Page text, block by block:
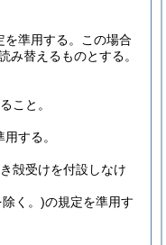
を準用する。
この場合
替えるものとする。
こと。
する。
殻受けを付設しなけ
除く。)の規定を準用す